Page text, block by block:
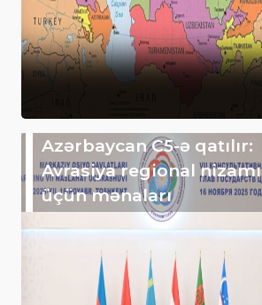
Azərbaycan C5-ə qatılır:
Avrasiya regional nizamı
üçün mənaları